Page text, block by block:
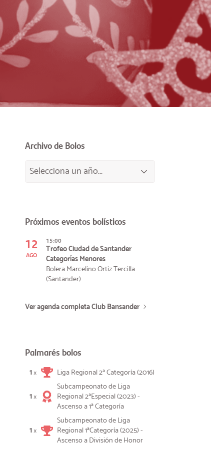
Archivo de Bolos
Próximos eventos bolísticos
12
AGO
15:00
Trofeo Ciudad de Santander
Categorías Menores
Bolera Marcelino Ortiz Tercilla
(Santander)
Ver agenda completa Club Bansander
Palmarés bolos
1× Liga Regional 2ª Categoría (2016)
1×
Subcampeonato de Liga
Regional 2ªEspecial (2023) -
Ascenso a 1ª Categoría
1×
Subcampeonato de Liga
Regional 1ªCategoría (2025) -
Ascenso a División de Honor